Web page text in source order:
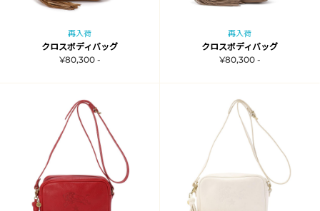
再入荷
クロスボディバッグ
¥80,300 -
再入荷
クロスボディバッグ
¥80,300 -